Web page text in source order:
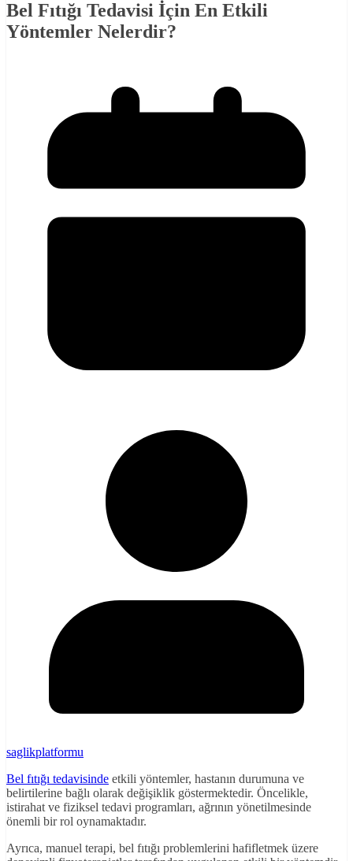
Bel Fıtığı Tedavisi İçin En Etkili
Yöntemler Nelerdir?
saglikplatformu
Bel fıtığı tedavisinde etkili yöntemler, hastanın durumuna ve
belirtilerine bağlı olarak değişiklik göstermektedir. Öncelikle,
istirahat ve fiziksel tedavi programları, ağrının yönetilmesinde
önemli bir rol oynamaktadır.
Ayrıca, manuel terapi, bel fıtığı problemlerini hafifletmek üzere